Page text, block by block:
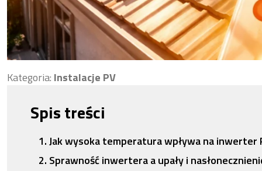
Kategoria: Instalacje PV
Spis treści
Jak wysoka temperatura wpływa na inwerter
Sprawność inwertera a upały i